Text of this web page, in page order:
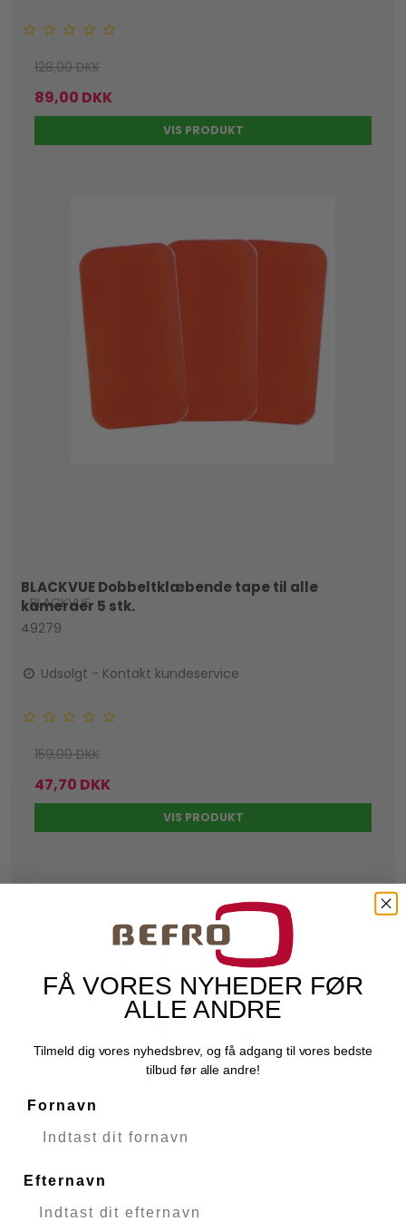
128,00 DKK
89,00 DKK
VIS PRODUKT
BLACKVUE Dobbeltklæbende tape til alle
kameraer 5 stk.
BLACKVUE
49279
Udsolgt - Kontakt kundeservice
159,00 DKK
47,70 DKK
VIS PRODUKT
FÅ VORES NYHEDER FØR
ALLE ANDRE
Tilmeld dig vores nyhedsbrev, og få adgang til vores bedste
tilbud før alle andre!
Fornavn
Efternavn